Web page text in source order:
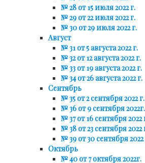
№ 28 от 15 июля 2022 г.
№ 29 от 22 июля 2022 г.
№ 30 от 29 июля 2022 г.
Август
№ 31 от 5 августа 2022 г.
№ 32 от 12 августа 2022 г.
№ 33 от 19 августа 2022 г.
№ 34 от 26 августа 2022 г.
Сентябрь
№ 35 от 2 сентября 2022 г.
№ 36 от 9 сентября 2022г.
№ 37 от 16 сентября 2022
№ 38 от 23 сентября 2022
№ 39 от 30 сентября 2022
Октябрь
№ 40 от 7 октября 2022г.